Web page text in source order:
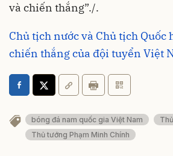
và chiến thắng”./.
Chủ tịch nước và Chủ tịch Quốc
chiến thắng của đội tuyển Việt
bóng đá nam quốc gia Việt Nam
Thủ tướng Phạm Minh Chính